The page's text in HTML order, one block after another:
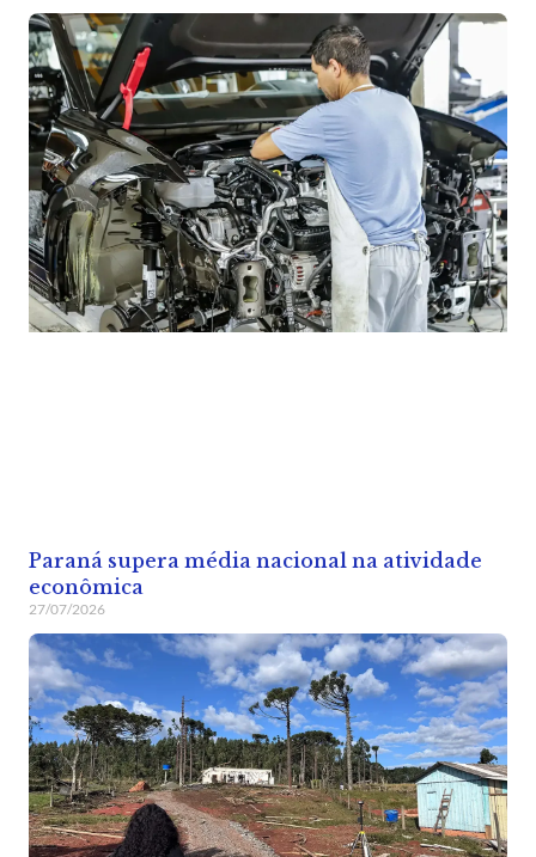
Paraná supera média nacional na atividade
econômica
27/07/2026